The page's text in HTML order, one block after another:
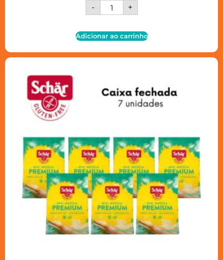
- +
Adicionar ao carrinho